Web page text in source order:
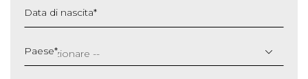
Data di nascita*
slash
MM
Paese*